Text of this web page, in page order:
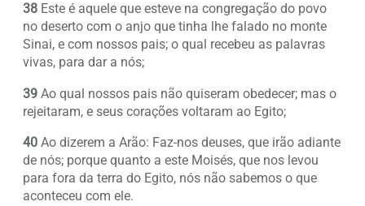
38 Este é aquele que esteve na congregação do povo
no deserto com o anjo que tinha lhe falado no monte
Sinai, e com nossos pais; o qual recebeu as palavras
vivas, para dar a nós;
39 Ao qual nossos pais não quiseram obedecer; mas o
rejeitaram, e seus corações voltaram ao Egito;
40 Ao dizerem a Arão: Faz-nos deuses, que irão adiante
de nós; porque quanto a este Moisés, que nos levou
para fora da terra do Egito, nós não sabemos o que
aconteceu com ele.